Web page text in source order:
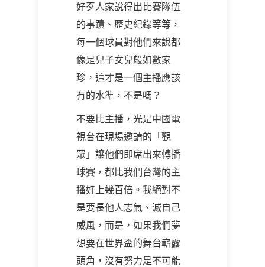
好歹人家說得出比賽隊伍
的事蹟、歷史紀錄等等，
每一個球員對他們來說都
像是兒子女兒般如數家
珍，這才是一個主播應該
有的水準，不是嗎？
不要比主播，光是中國電
視台在現場邀請的「觀
眾」讓他們即席出來轉播
球賽，都比我們台灣的主
播好上幾百倍。我絕對不
是要長他人志氣、滅自己
威風，而是，如果我們夢
想要在世界盃的舞台嶄露
頭角，沒有努力是不可能